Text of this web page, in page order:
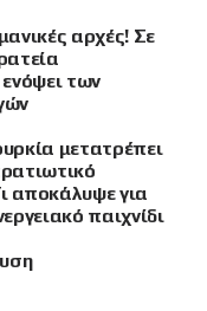
αρχές! Σε
των
μετατρέπει
αποκάλυψε για
παιχνίδι